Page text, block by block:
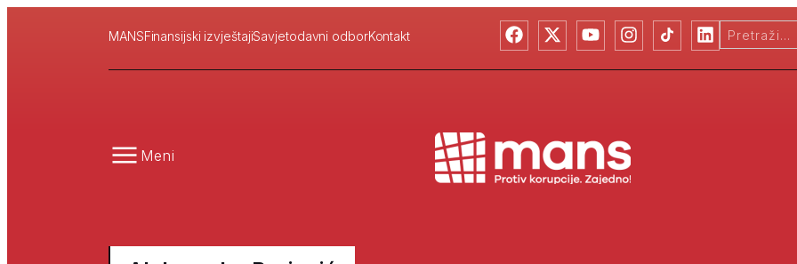
MANSFinansijski izvještajiSavjetodavni odborKontakt
Meni